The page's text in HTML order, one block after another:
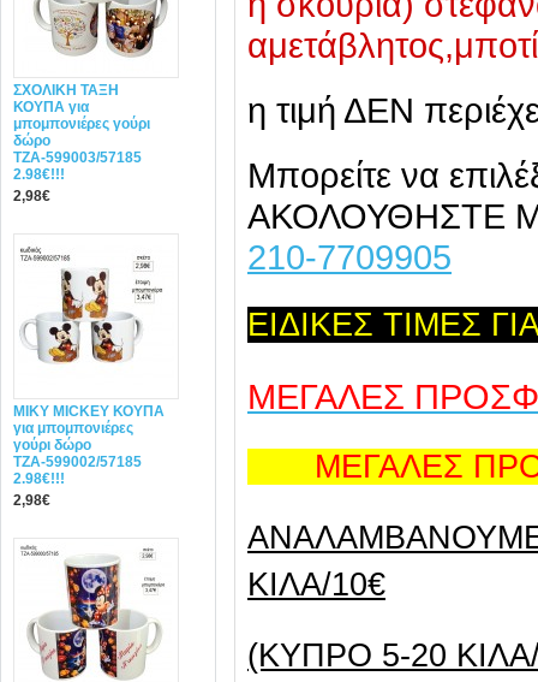
ΣΧΟΛΙΚΗ ΤΑΞΗ
ΚΟΥΠΑ για
μπομπονιέρες γούρι
δώρο
ΤΖΑ-599003/57185
2.98€!!!
2,98€
MIΚY ΜΙCKEY ΚΟΥΠΑ
για μπομπονιέρες
γούρι δώρο
ΤΖΑ-599002/57185
2.98€!!!
2,98€
η τιμή ΔΕΝ
Μπορείτε να
ΑΚΟΛΟΥΘΗΣΤΕ
210-7709905
ΕΙΔΙΚΕΣ ΤΙΜΕΣ
ΜΕΓΑΛΕΣ
ΜΕΓΑΛΕΣ
ΚΙΛΑ/10€
(ΚΥΠΡΟ 5-20